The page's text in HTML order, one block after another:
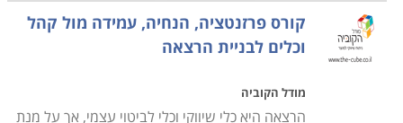
קורס פרזנטציה, הנחיה, עמידה מול קהל
וכלים לבניית הרצאה
מודל הקוביה
הרצאה היא כלי שיווקי וכלי לביטוי עצמי, אך על מנת